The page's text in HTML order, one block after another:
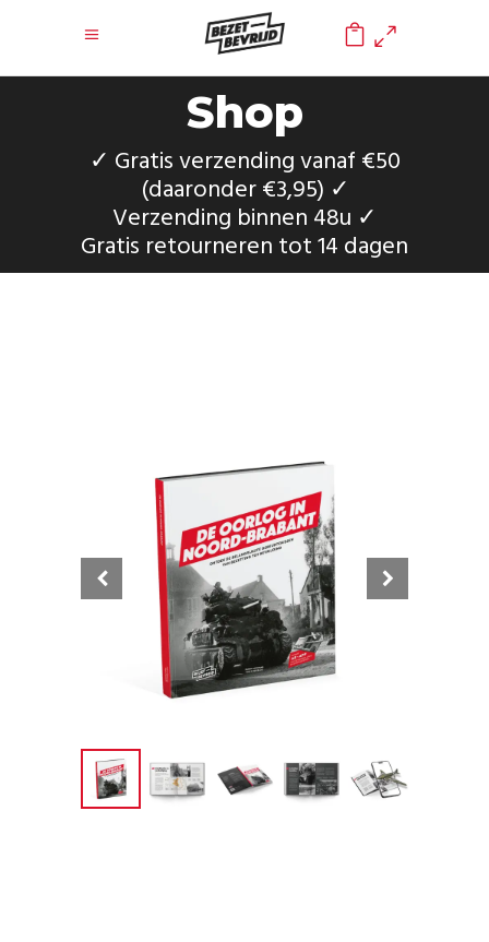
0
Shop
✓ Gratis verzending vanaf €50
(daaronder €3,95) ✓
Verzending binnen 48u ✓
Gratis retourneren tot 14 dagen